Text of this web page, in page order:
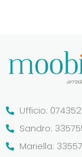
Ufficio:
Sandro:
Mariella: